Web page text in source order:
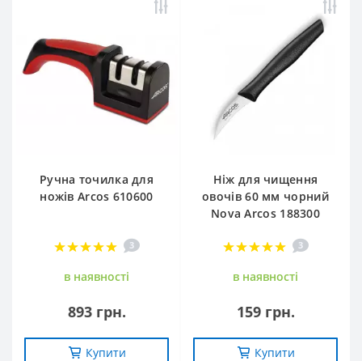
Ручна точилка для
ножів Arcos 610600
3
в наявностi
893 грн.
Купити
Ніж для чищення
овочів 60 мм чорний
Nova Arcos 188300
3
в наявностi
159 грн.
Купити